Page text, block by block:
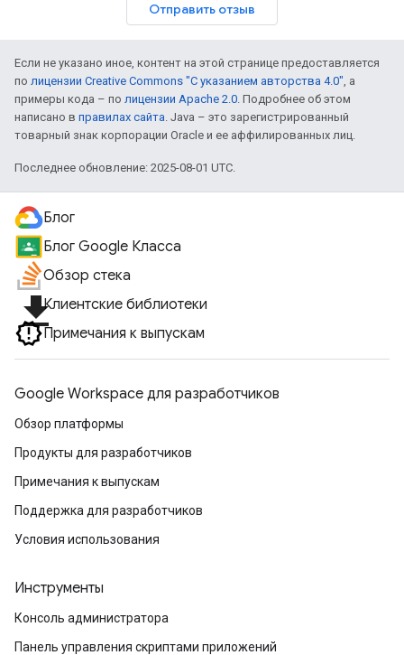
Отправить отзыв
Если не указано иное, контент на этой странице предоставляется
по лицензии Creative Commons "С указанием авторства 4.0", а
примеры кода – по лицензии Apache 2.0. Подробнее об этом
написано в правилах сайта. Java – это зарегистрированный
товарный знак корпорации Oracle и ее аффилированных лиц.
Последнее обновление: 2025-08-01 UTC.
Блог
Блог Google Класса
Обзор стека
file_downloadКлиентские библиотеки
Примечания к выпускам
Google Workspace для разработчиков
Обзор платформы
Продукты для разработчиков
Примечания к выпускам
Поддержка для разработчиков
Условия использования
Инструменты
Консоль администратора
Панель управления скриптами приложений